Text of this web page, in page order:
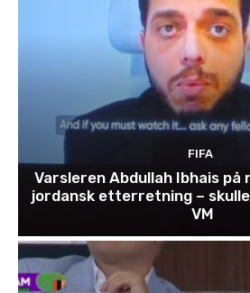
FIFA
Varsleren Abdullah Ibhais
jordansk etterretning –
VM